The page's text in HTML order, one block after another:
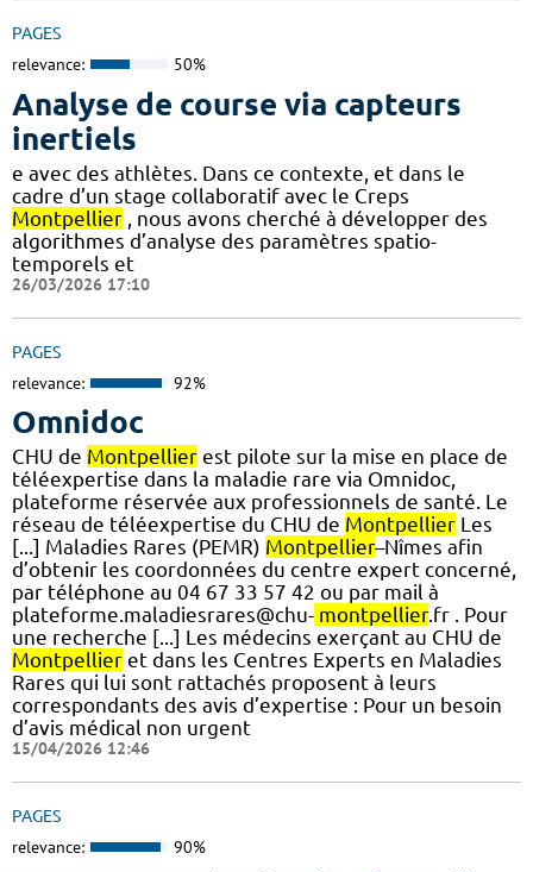
PAGES
relevance: 50%
Analyse de course via capteurs
inertiels
e avec des athlètes. Dans ce contexte, et dans le
cadre d’un stage collaboratif avec le Creps
Montpellier , nous avons cherché à développer des
algorithmes d’analyse des paramètres spatio-
temporels et
26/03/2026 17:10
PAGES
relevance: 92%
Omnidoc
CHU de Montpellier est pilote sur la mise en place de
téléexpertise dans la maladie rare via Omnidoc,
plateforme réservée aux professionnels de santé. Le
réseau de téléexpertise du CHU de Montpellier Les
[...] Maladies Rares (PEMR) Montpellier–Nîmes afin
d’obtenir les coordonnées du centre expert concerné,
par téléphone au 04 67 33 57 42 ou par mail à
plateforme.maladiesrares@chu- montpellier.fr . Pour
une recherche [...] Les médecins exerçant au CHU de
Montpellier et dans les Centres Experts en Maladies
Rares qui lui sont rattachés proposent à leurs
correspondants des avis d’expertise : Pour un besoin
d’avis médical non urgent
15/04/2026 12:46
PAGES
relevance: 90%